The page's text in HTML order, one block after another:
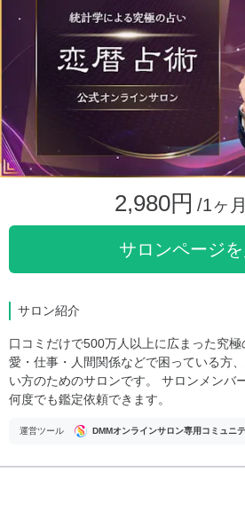
2,980円 /1ヶ
サロンページ
サロン紹介
口コミだけで500万人以上に広まった究
愛・仕事・人間関係などで困っている方
い方のためのサロンです。 サロンメンバ
何度でも鑑定依頼できます。
運営ツール DMMオンラインサロン専用コミュニ